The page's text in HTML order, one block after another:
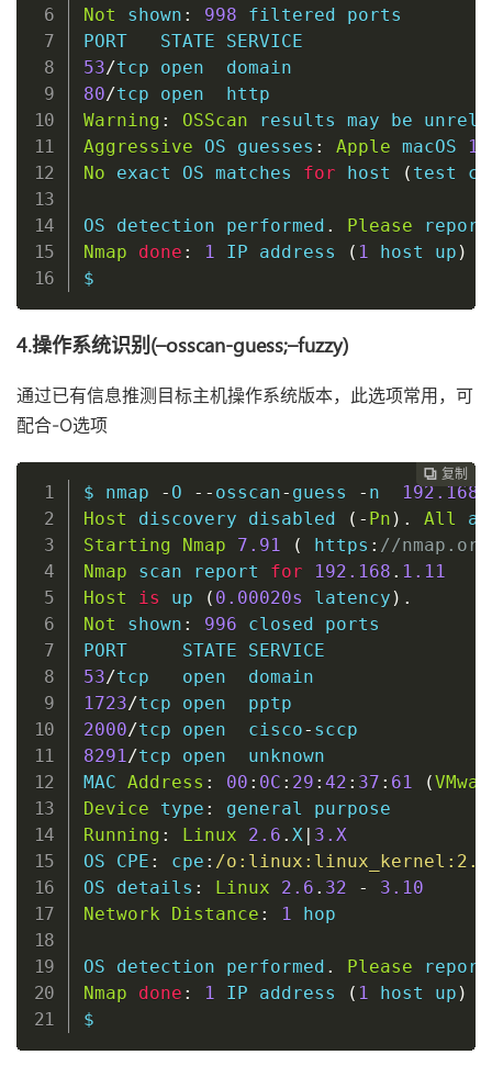
Not shown : 998 filtered ports
53/tcp open
80/tcp open
Warning : OSScan results may be
Aggressive OS guesses : Apple macOS
No exact OS matches for host ( test
OS detection performed . Please
Nmap
done : 1 IP address ( 1 host up )
$
4.操作系统识别(–osscan-guess;–fuzzy)
通过已有信息推测目标主机操作系统版本，此选项常用，可
配合-O选项
 复制
 复制
 复制
 复制
 复制
 复制
 复制
 复制
 复制
 复制
 复制
 复制
 复制
 复制
 复制
 复制
 复制
 复制
 复制
 复制
 复制
 复制
$ nmap - O -- osscan- guess - n 192.168
Host discovery disabled ( - Pn ) . All
Starting
Nmap 7.91 ( https : //
Nmap scan report for 192.168 . 1.11
Host
is up ( 0 .00020s latency ) .
Not shown : 996 closed ports
53/tcp open
1723/tcp open
2000/tcp open
  cisco
-
8291 /tcp open
  unknown
MAC Address : 00 : 0C : 29 : 42 : 37 : 61 (
Device type :
Running : Linux 2.6 . X | 3 .X
OS CPE : cpe : /
OS details : Linux 2.6 . 32 -
3.10
Network
Distance : 1 hop
OS detection performed . Please
Nmap
done : 1 IP address ( 1 host up )
$